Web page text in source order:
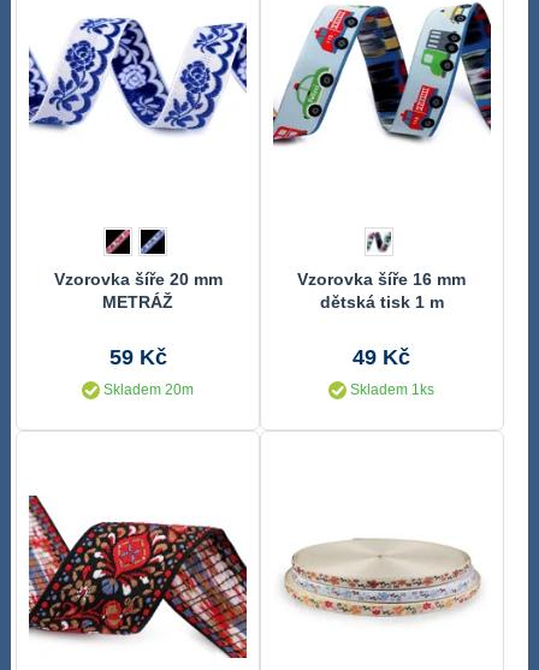
Vzorovka šíře 20 mm
METRÁŽ
59 Kč
Skladem 20m
Vzorovka šíře 16 mm
dětská tisk 1 m
49 Kč
Skladem 1ks